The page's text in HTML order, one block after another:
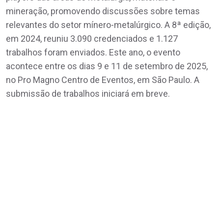
mineração, promovendo discussões sobre temas
relevantes do setor mínero-metalúrgico. A 8ª edição,
em 2024, reuniu 3.090 credenciados e 1.127
trabalhos foram enviados. Este ano, o evento
acontece entre os dias 9 e 11 de setembro de 2025,
no Pro Magno Centro de Eventos, em São Paulo. A
submissão de trabalhos iniciará em breve.